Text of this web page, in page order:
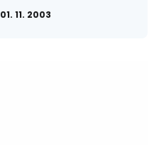
01. 11. 2003